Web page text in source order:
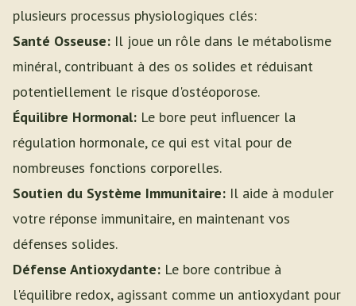
plusieurs processus physiologiques clés:
Santé Osseuse: Il joue un rôle dans le métabolisme
minéral, contribuant à des os solides et réduisant
potentiellement le risque d'ostéoporose.
Équilibre Hormonal: Le bore peut influencer la
régulation hormonale, ce qui est vital pour de
nombreuses fonctions corporelles.
Soutien du Système Immunitaire: Il aide à moduler
votre réponse immunitaire, en maintenant vos
défenses solides.
Défense Antioxydante: Le bore contribue à
l'équilibre redox, agissant comme un antioxydant pour